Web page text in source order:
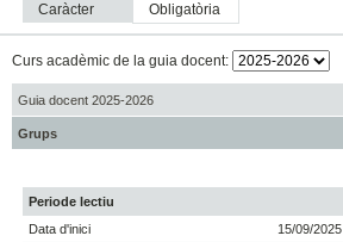
Caràcter
obligatòria
Curs acadèmic de la guia docent:
Guia docent 2025-2026
Grups
Periode lectiu
Data d'inici
15/09/2025